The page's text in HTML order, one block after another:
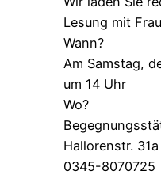
Lesung mit
Wann?
Am Samstag,
um 14 Uhr
Wo?
Hallorenstr.
0345-8070725